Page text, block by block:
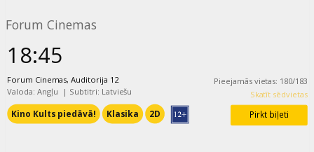
Forum Cinemas
18:45
Forum Cinemas, Auditorija 12
Valoda: Angļu | Subtitri: Latviešu
Kino Kults piedāvā! Klasika 2D
Pieejamās vietas: 180/183
Skatīt sēdvietas
Pirkt biļeti